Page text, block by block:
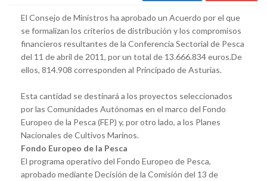
El Consejo de Ministros ha aprobado un Acuerdo por el que
se formalizan los criterios de distribución y los compromisos
financieros resultantes de la Conferencia Sectorial de Pesca
del 11 de abril de 2011, por un total de 13.666.834 euros.De
ellos, 814.908 corresponden al Principado de Asturias.
Esta cantidad se destinará a los proyectos seleccionados
por las Comunidades Autónomas en el marco del Fondo
Europeo de la Pesca (FEP) y, por otro lado, a los Planes
Nacionales de Cultivos Marinos.
Fondo Europeo de la Pesca
El programa operativo del Fondo Europeo de Pesca,
aprobado mediante Decisión de la Comisión del 13 de